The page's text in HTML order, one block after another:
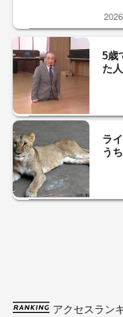
5歳
た
ラ
う
アクセスラン